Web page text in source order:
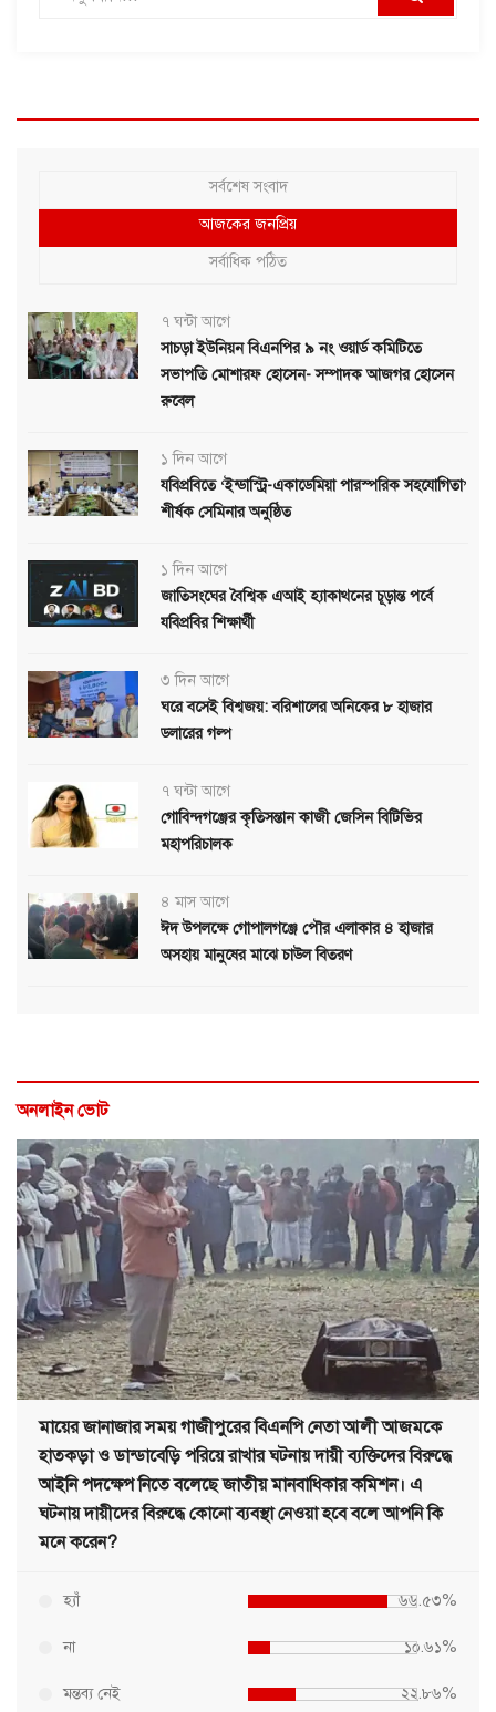
সর্বশেষ সংবাদ
আজকের জনপ্রিয়
সর্বাধিক পঠিত
৭ ঘন্টা আগে
সাচড়া ইউনিয়ন বিএনপির ৯ নং ওয়ার্ড কমিটিতে
সভাপতি মোশারফ হোসেন- সম্পাদক আজগর হোসেন
রুবেল
১ দিন আগে
যবিপ্রবিতে ‘ইন্ডাস্ট্রি-একাডেমিয়া পারস্পরিক সহযোগিতা’
শীর্ষক সেমিনার অনুষ্ঠিত
১ দিন আগে
জাতিসংঘের বৈশ্বিক এআই হ্যাকাথনের চূড়ান্ত পর্বে
যবিপ্রবির শিক্ষার্থী
৩ দিন আগে
ঘরে বসেই বিশ্বজয়: বরিশালের অনিকের ৮ হাজার
ডলারের গল্প
৭ ঘন্টা আগে
গোবিন্দগঞ্জের কৃতিসন্তান কাজী জেসিন বিটিভির
মহাপরিচালক
৪ মাস আগে
ঈদ উপলক্ষে গোপালগঞ্জে পৌর এলাকার ৪ হাজার
অসহায় মানুষের মাঝে চাউল বিতরণ
অনলাইন ভোট
মায়ের জানাজার সময় গাজীপুরের বিএনপি নেতা আলী আজমকে
হাতকড়া ও ডান্ডাবেড়ি পরিয়ে রাখার ঘটনায় দায়ী ব্যক্তিদের বিরুদ্ধে
আইনি পদক্ষেপ নিতে বলেছে জাতীয় মানবাধিকার কমিশন। এ
ঘটনায় দায়ীদের বিরুদ্ধে কোনো ব্যবস্থা নেওয়া হবে বলে আপনি কি
মনে করেন?
হ্যাঁ ৬৬.৫৩%
না ১০.৬১%
মন্তব্য নেই ২২.৮৬%